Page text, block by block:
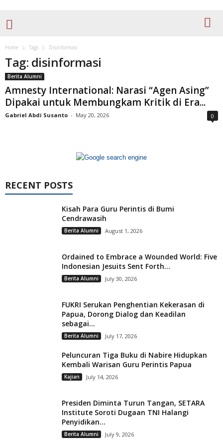
Home Tags Disinformasi
Tag: disinformasi
Berita Alumni
Amnesty International: Narasi “Agen Asing”
Dipakai untuk Membungkam Kritik di Era...
Gabriel Abdi Susanto - May 20, 2026 0
RECENT POSTS
Kisah Para Guru Perintis di Bumi
Cendrawasih
Berita Alumni August 1, 2026
Ordained to Embrace a Wounded World: Five
Indonesian Jesuits Sent Forth...
Berita Alumni July 30, 2026
FUKRI Serukan Penghentian Kekerasan di
Papua, Dorong Dialog dan Keadilan
sebagai...
Berita Alumni July 17, 2026
Peluncuran Tiga Buku di Nabire Hidupkan
Kembali Warisan Guru Perintis Papua
Kajian July 14, 2026
Presiden Diminta Turun Tangan, SETARA
Institute Soroti Dugaan TNI Halangi
Penyidikan...
Berita Alumni July 9, 2026